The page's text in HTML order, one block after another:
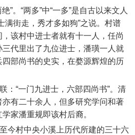
。“两多”中“一多”是自古以来文人
满街走，秀才多如狗”之说。村谱
该村中进士者就有十一人，任尚
代里出了九位进士，潘璜一人就
部尚书的史实，在婺源辉煌的历
“一门九进士，六部四尚书”。清
有二十余人，但多研究学问和著
家潘重规即该村后裔。
村中央小溪上历代所建的三十六